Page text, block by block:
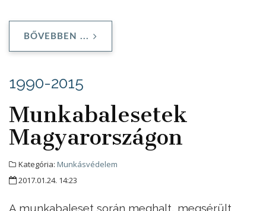
BŐVEBBEN ...
1990-2015
Munkabalesetek
Magyarországon
Kategória: Munkásvédelem
2017.01.24. 14:23
A munkabaleset során meghalt, megsérült